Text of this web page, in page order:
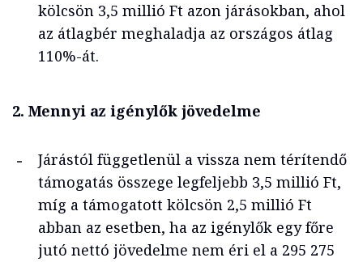
kölcsön 3,5 millió Ft azon járásokban, ahol
az átlagbér meghaladja az országos átlag
110%-át.
2. Mennyi az igénylők jövedelme
Járástól függetlenül a vissza nem térítendő
támogatás összege legfeljebb 3,5 millió Ft,
míg a támogatott kölcsön 2,5 millió Ft
abban az esetben, ha az igénylők egy főre
jutó nettó jövedelme nem éri el a 295 275